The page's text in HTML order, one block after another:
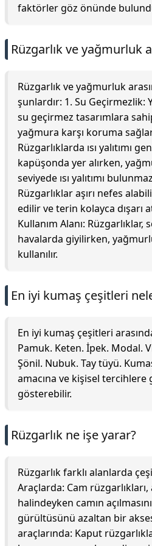
faktörler göz önünde
Rüzgarlık ve yağmurluk
Rüzgarlık ve yağmurluk
şunlardır: 1. Su
su geçirmez tasarımlara
yağmura karşı koruma sağlar.
Rüzgarlıklarda ısı yalıtımı
kapüşonda yer alırken,
seviyede ısı yalıtımı
Rüzgarlıklar aşırı nefes
edilir ve terin kolayca dışarı
Kullanım Alanı:
havalarda giyilirken,
kullanılır.
En iyi kumaş çeşitleri
En iyi kumaş çeşitleri
Pamuk. Keten. İpek. Modal.
Şönil. Nubuk. Tay tüyü.
amacına ve kişisel
gösterebilir.
Rüzgarlık ne işe yarar?
Rüzgarlık farklı alanlarda
Araçlarda: Cam
halindeyken camın
gürültüsünü azaltan bir
araçlarında: Kaput